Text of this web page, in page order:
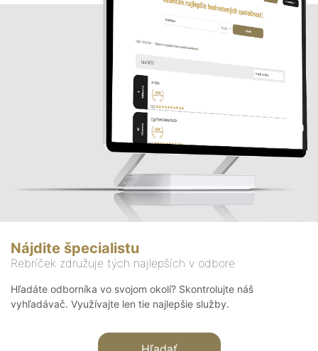
Nájdite špecialistu
Rebríček združuje tých najlepších v odbore
Hľadáte odborníka vo svojom okolí? Skontrolujte náš
vyhľadávač. Využívajte len tie najlepšie služby.